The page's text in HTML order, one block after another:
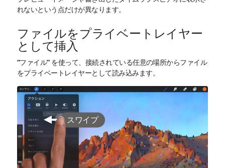
れないという点だけが異なります。
ファイルをプライベートレイヤー
として挿入
“ファイル” を使って、接続されている任意の場所からファイル
をプライベートレイヤーとして読み込みます。
スワイプ